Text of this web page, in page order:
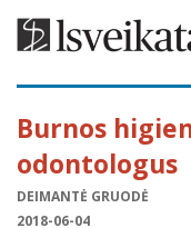
Burnos
odontologus
DEIMANTĖ GRUODĖ
2018-06-04